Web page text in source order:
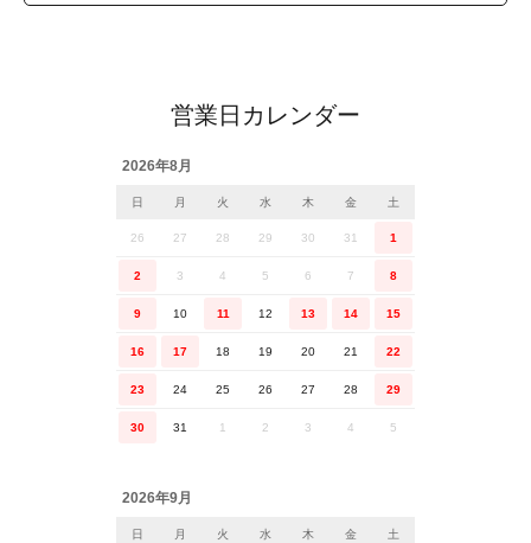
営業日カレンダー
2026年8月
日 月 火 水 木 金 土
26 27 28 29 30 31 1
2 3 4 5 6 7 8
9 10 11 12 13 14 15
16 17 18 19 20 21 22
23 24 25 26 27 28 29
30 31 1 2 3 4 5
2026年9月
日 月 火 水 木 金 土